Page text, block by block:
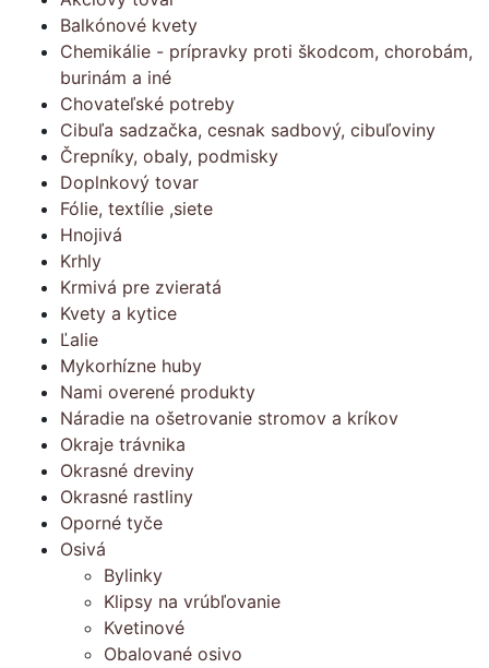
Balkónové kvety
Chemikálie - prípravky proti škodcom, chorobám,
burinám a iné
Chovateľské potreby
Cibuľa sadzačka, cesnak sadbový, cibuľoviny
Črepníky, obaly, podmisky
Doplnkový tovar
Fólie, textílie ,siete
Hnojivá
Krhly
Krmivá pre zvieratá
Kvety a kytice
Ľalie
Mykorhízne huby
Nami overené produkty
Náradie na ošetrovanie stromov a kríkov
Okraje trávnika
Okrasné dreviny
Okrasné rastliny
Oporné tyče
Osivá
Bylinky
Klipsy na vrúbľovanie
Kvetinové
Obalované osivo